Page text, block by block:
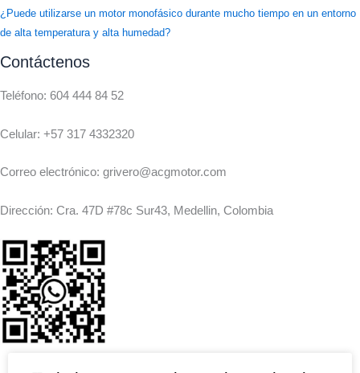
¿Puede utilizarse un motor monofásico durante mucho tiempo en un entorno
de alta temperatura y alta humedad?
Contáctenos
Teléfono: 604 444 84 52
Celular: +57 317 4332320
Correo electrónico: grivero@acgmotor.com
Dirección: Cra. 47D #78c Sur43, Medellin, Colombia